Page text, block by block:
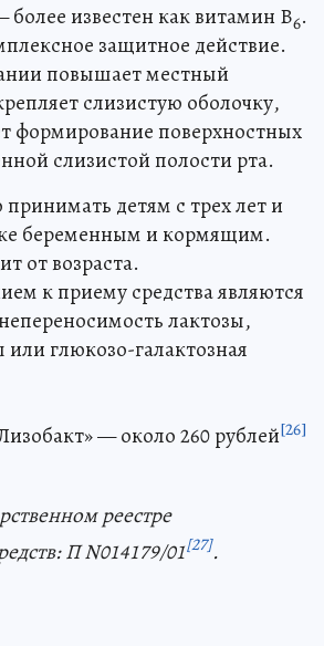
известен как витамин В6.
защитное действие.
повышает местный
слизистую оболочку,
формирование поверхностных
слизистой полости рта.
детям с трех лет и
беременным и кормящим.
от возраста.
к приему средства являются
лактозы,
глюкозо-галактозная
— около 260 рублей[26]
реестре
П N014179/01[27].